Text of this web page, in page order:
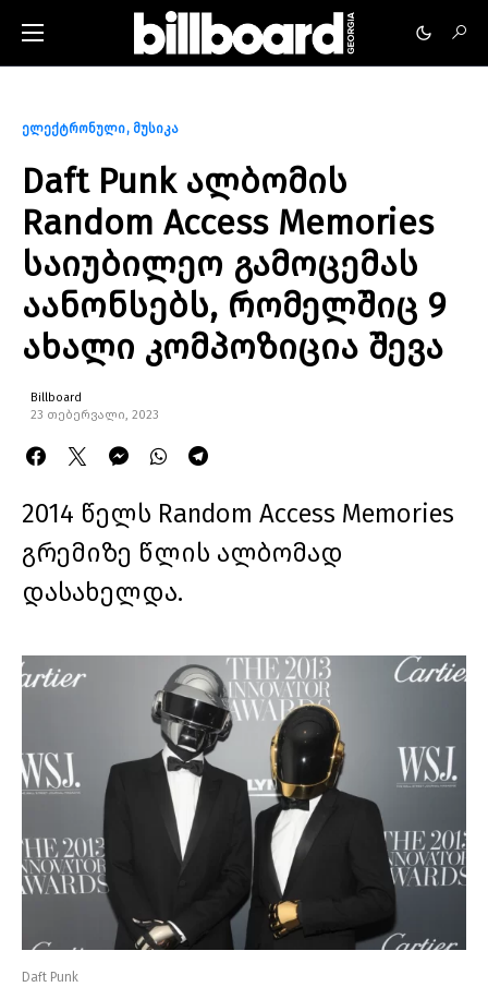
ელექტრონული მუსიკა
Daft Punk ალბომის
Random Access Memories
საიუბილეო გამოცემას
აანონსებს, რომელშიც 9
ახალი კომპოზიცია შევა
Billboard
23 თებერვალი, 2023
2014 წელს Random Access Memories
გრემიზე წლის ალბომად
დასახელდა.
Daft Punk